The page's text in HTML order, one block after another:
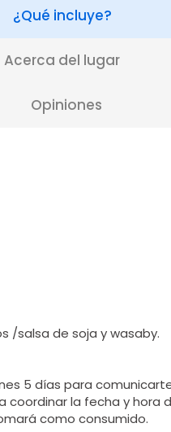
¿Qué incluye?
Acerca del lugar
Opiniones
/salsa de soja y wasaby.
5 días para
coordinar la fecha y hora
como consumido.